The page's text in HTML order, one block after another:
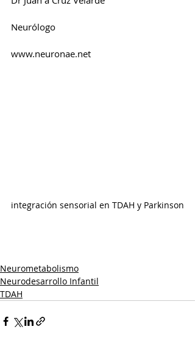
Neurólogo
www.neuronae.net
integración sensorial en TDAH y Parkinson
Neurometabolismo
Neurodesarrollo Infantil
TDAH